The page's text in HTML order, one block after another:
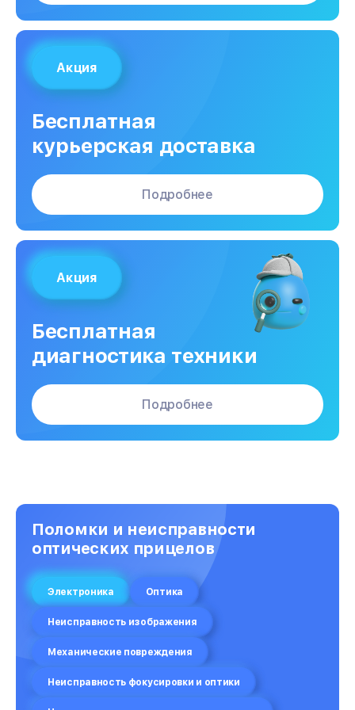
Акция
Бесплатная
курьерская доставка
Подробнее
Акция
Бесплатная
диагностика техники
Подробнее
Поломки и неисправности
оптических прицелов
Электроника Оптика
Неисправность изображения
Механические повреждения
Неисправность фокусировки и оптики